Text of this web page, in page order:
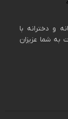
و دخترانه با
به شما عزیزان